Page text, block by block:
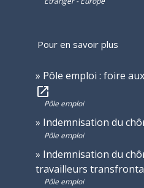
Pour en savoir plus
Pôle emploi : foire
open_in_new
Pôle emploi
Indemnisation du
Pôle emploi
Indemnisation du
travailleurs
Pôle emploi